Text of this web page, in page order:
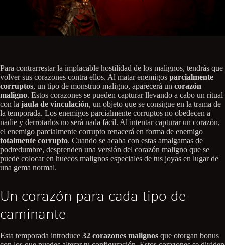
Para contrarrestar la implacable hostilidad de los malignos, tendrás que
volver sus corazones contra ellos. Al matar enemigos parcialmente
corruptos, un tipo de monstruo maligno, aparecerá un corazón
maligno. Estos corazones se pueden capturar llevando a cabo un ritual
con la jaula de vinculación, un objeto que se consigue en la trama de
la temporada. Los enemigos parcialmente corruptos no obedecen a
nadie y derrotarlos no será nada fácil. Al intentar capturar un corazón,
el enemigo parcialmente corrupto renacerá en forma de enemigo
totalmente corrupto. Cuando se acaba con estas amalgamas de
podredumbre, desprenden una versión del corazón maligno que se
puede colocar en huecos malignos especiales de tus joyas en lugar de
una gema normal.
Un corazón para cada tipo de
caminante
Esta temporada introduce 32 corazones malignos que otorgan bonus